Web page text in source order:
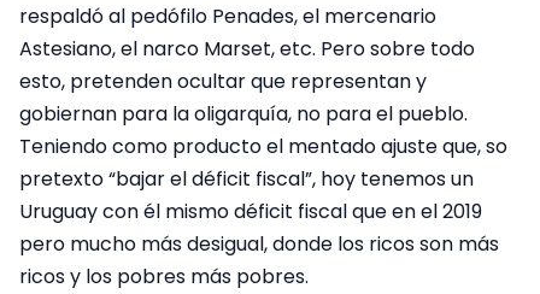
respaldó al pedófilo Penades, el mercenario
Astesiano, el narco Marset, etc. Pero sobre todo
esto, pretenden ocultar que representan y
gobiernan para la oligarquía, no para el pueblo.
Teniendo como producto el mentado ajuste que, so
pretexto “bajar el déficit fiscal”, hoy tenemos un
Uruguay con él mismo déficit fiscal que en el 2019
pero mucho más desigual, donde los ricos son más
ricos y los pobres más pobres.